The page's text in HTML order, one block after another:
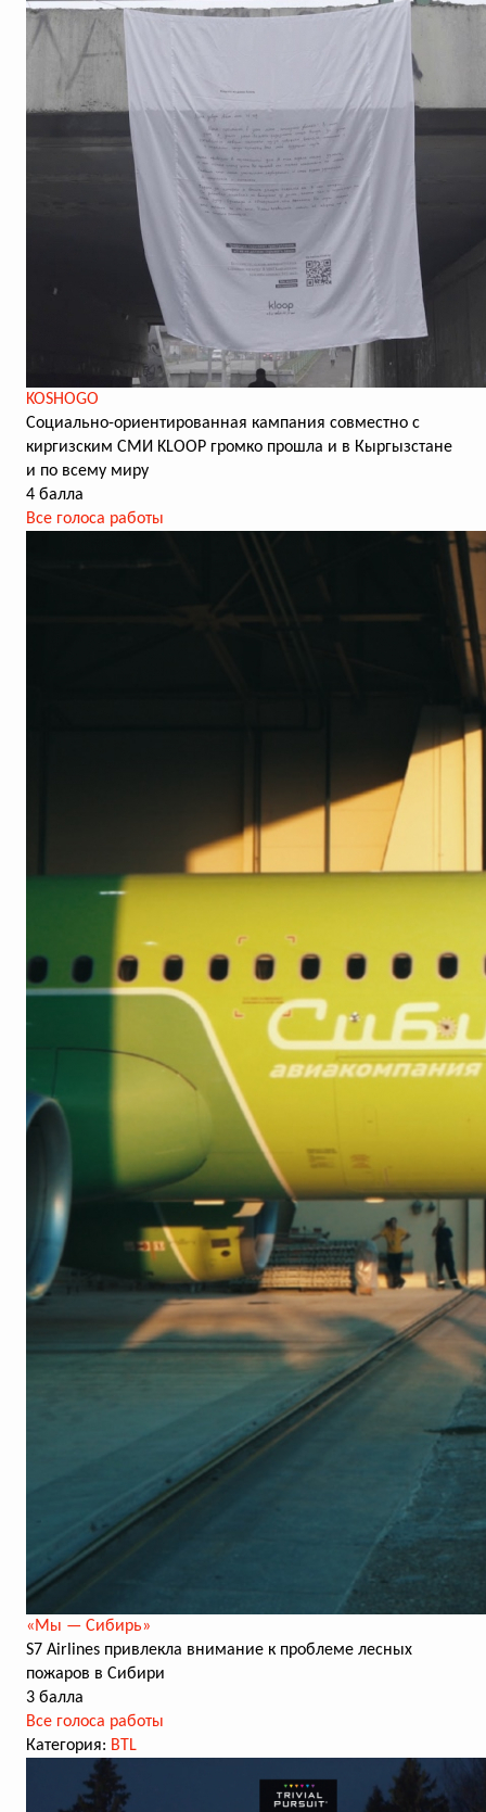
KOSHOGO
Социально-ориентированная кампания совместно с
киргизским СМИ KLOOP громко прошла и в Кыргызстане
и по всему миру
4 балла
Все голоса работы
«Мы — Сибирь»
S7 Airlines привлекла внимание к проблеме лесных
пожаров в Сибири
3 балла
Все голоса работы
Категория: BTL